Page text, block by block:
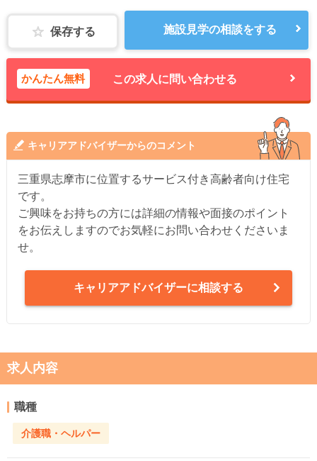
保存する 施設見学の相談をする
かんたん無料 この求人に問い合わせる
キャリアアドバイザーからのコメント
三重県志摩市に位置するサービス付き高齢者向け住宅
です。
ご興味をお持ちの方には詳細の情報や面接のポイント
をお伝えしますのでお気軽にお問い合わせくださいま
せ。
キャリアアドバイザーに相談する
求人内容
職種
介護職・ヘルパー